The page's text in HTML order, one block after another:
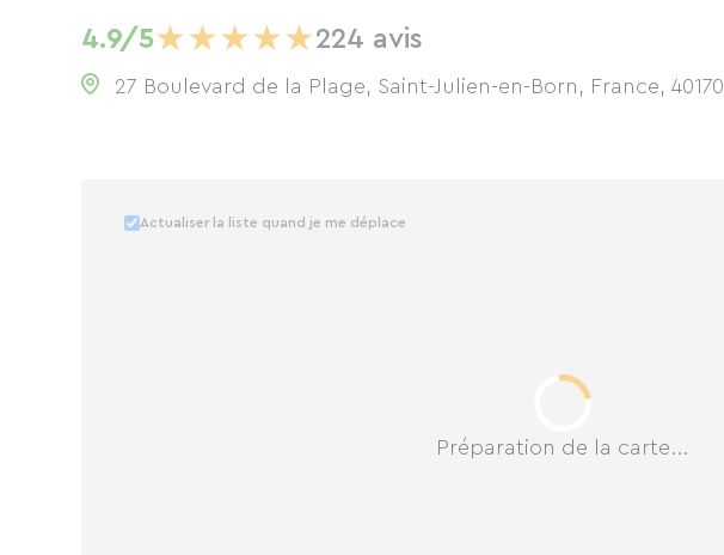
4.9/5★★★★★224 avis
27 Boulevard de la Plage, Saint-Julien-en-Born, France, 40170
Préparation de la carte...
Actualiser la liste quand je me déplace